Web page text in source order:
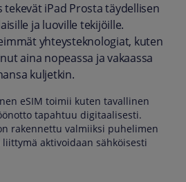
iPad Prosta täydellisen
ja luoville tekijöille.
yhteysteknologiat, kuten
aina nopeassa ja vakaassa
kuljetkin.
eSIM toimii kuten tavallinen
tapahtuu digitaalisesti.
rakennettu valmiiksi puhelimen
aktivoidaan sähköisesti